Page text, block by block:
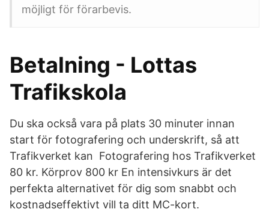
möjligt för förarbevis.
Betalning - Lottas
Trafikskola
Du ska också vara på plats 30 minuter innan
start för fotografering och underskrift, så att
Trafikverket kan Fotografering hos Trafikverket
80 kr. Körprov 800 kr En intensivkurs är det
perfekta alternativet för dig som snabbt och
kostnadseffektivt vill ta ditt MC-kort.